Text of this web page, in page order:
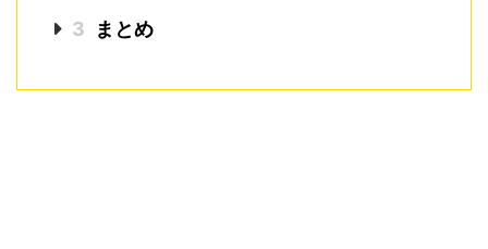
3 まとめ